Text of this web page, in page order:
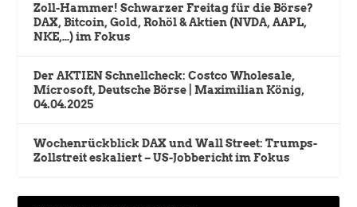
Zoll-Hammer! Schwarzer Freitag für die Börse?
DAX, Bitcoin, Gold, Rohöl & Aktien (NVDA, AAPL,
NKE,…) im Fokus
Der AKTIEN Schnellcheck: Costco Wholesale,
Microsoft, Deutsche Börse | Maximilian König,
04.04.2025
Wochenrückblick DAX und Wall Street: Trumps-
Zollstreit eskaliert – US-Jobbericht im Fokus